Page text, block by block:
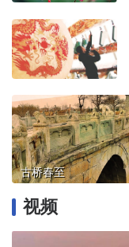
古桥春至
视频